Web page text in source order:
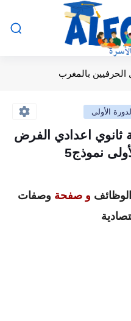
بالمغرب
الأولى
ثانوي اعدادي الفرض
نموذج5
و صفحة وصفات